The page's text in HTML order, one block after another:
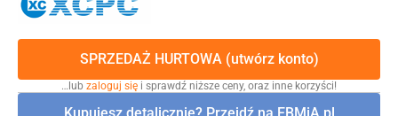
SPRZEDAŻ HURTOWA (utwórz konto)
…lub zaloguj się i sprawdź niższe ceny, oraz inne korzyści!
Kupujesz detalicznie? Przejdź na EBMiA.pl